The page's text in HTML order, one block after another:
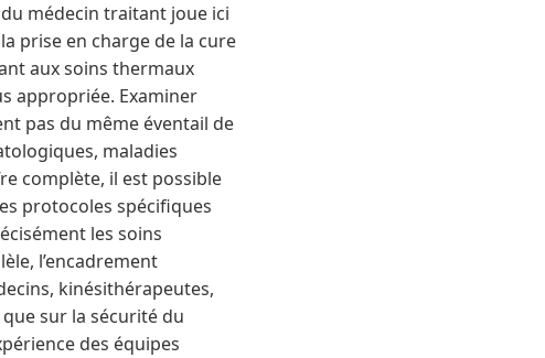
médecin traitant joue ici
prise en charge de la cure
aux soins thermaux
appropriée. Examiner
pas du même éventail de
maladies
complète, il est possible
protocoles spécifiques
les soins
l’encadrement
kinésithérapeutes,
sur la sécurité du
des équipes